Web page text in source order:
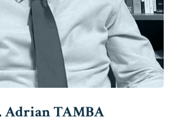
Adrian TAMBA